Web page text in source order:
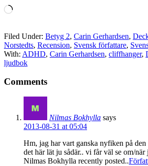
Laddar
Filed Under: Betyg 2, Carin Gerhardsen,
Norstedts, Recension, Svensk författare,
With: ADHD, Carin Gerhardsen, cliffhanger,
ljudbok
Comments
Nilmas Bokhylla says
2013-08-31 at 05:04
Hm, jag har vart ganska nyfiken på den
det här lät ju sådär.. vi får väl se om/när
Nilmas Bokhylla recently posted..